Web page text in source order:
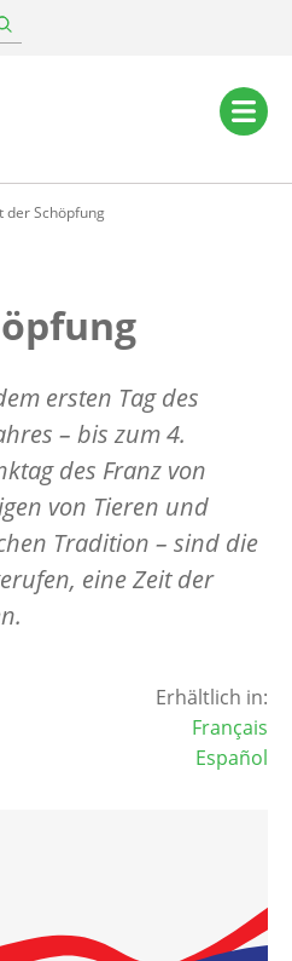
der Schöpfung
ersten Tag des
– bis zum 4.
des Franz von
von Tieren und
Tradition – sind die
eine Zeit der
Erhältlich in:
Français
Español